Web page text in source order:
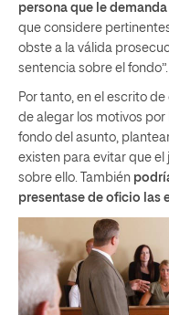
persona que le demanda
que considere
obste a la válida
sentencia sobre el fondo”.
Por tanto, en el escrito
de alegar los motivos por
fondo del asunto,
existen para evitar que
sobre ello. También
presentase de oficio las